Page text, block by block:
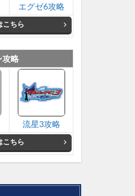
エグゼ6攻略
こちら
攻略
流星3攻略
こちら